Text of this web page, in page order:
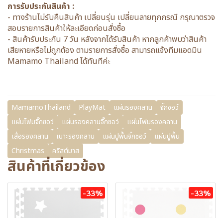
การรับประกันสินค้า :
- ทางร้านไม่รับคืนสินค้า เปลี่ยนรุ่น เปลี่ยนลายทุกกรณี กรุณาตรวจ
สอบรายการสินค้าให้ละเอียดก่อนสั่งซื้อ
- สินค้ารับประกัน 7 วัน หลังจากได้รับสินค้า หากลูกค้าพบว่าสินค้า
เสียหายหรือไม่ถูกต้อง ตามรายการสั่งซื้อ สามารถแจ้งทีมแอดมิน
Mamamo Thailand ได้ทันทีค่ะ
MamamoThailand PlayMat แผ่นรองคลาน
จิ๊กซอว์
แผ่นโฟมจิ๊กซอว์
แผ่นรองคลานจิ๊กซอว์
แผ่นโฟมรองคลาน
เสื่อรองคลาน
เบาะรองคลาน แผ่นปูพื้นจิ๊กซอว์
แผ่นปูพื้น
Christmas
คริสต์มาส
สินค้าที่เกี่ยวข้อง
-33% -33%